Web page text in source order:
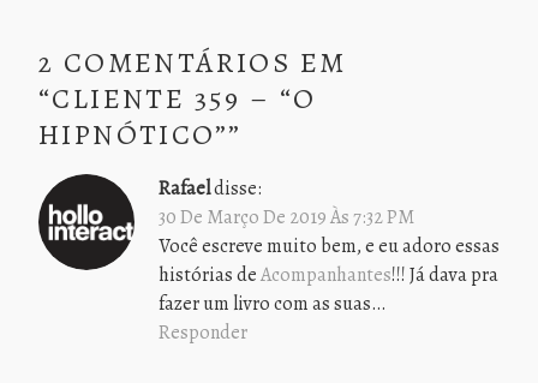
2 COMENTÁRIOS EM
“CLIENTE 359 – “O
HIPNÓTICO””
Rafaeldisse:
30 De Março De 2019 Às 7:32 PM
Você escreve muito bem, e eu adoro essas
histórias deAcompanhantes!!! Já dava pra
fazer um livro com as suas…
Responder